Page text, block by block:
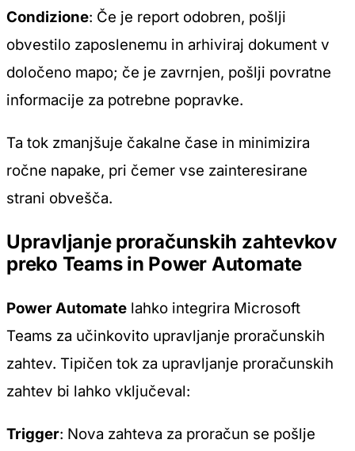
Condizione: Če je report odobren, pošlji
obvestilo zaposlenemu in arhiviraj dokument v
določeno mapo; če je zavrnjen, pošlji povratne
informacije za potrebne popravke.
Ta tok zmanjšuje čakalne čase in minimizira
ročne napake, pri čemer vse zainteresirane
strani obvešča.
Upravljanje proračunskih zahtevkov
preko Teams in Power Automate
Power Automate lahko integrira Microsoft
Teams za učinkovito upravljanje proračunskih
zahtev. Tipičen tok za upravljanje proračunskih
zahtev bi lahko vključeval:
Trigger: Nova zahteva za proračun se pošlje